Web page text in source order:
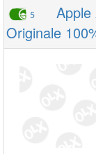
5
Apple
Originale